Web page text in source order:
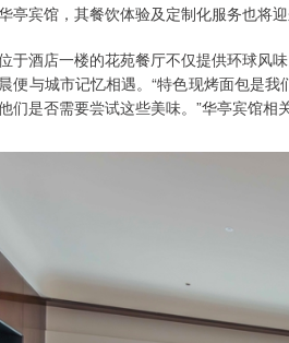
亭宾馆，其餐饮体验及定制化服务也将
于酒店一楼的花苑餐厅不仅提供环球风
便与城市记忆相遇。“特色现烤面包是
们是否需要尝试这些美味。”华亭宾馆相